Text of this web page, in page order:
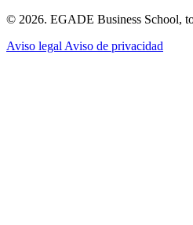
© 2026. EGADE Business School,
Aviso legal Aviso de privacidad